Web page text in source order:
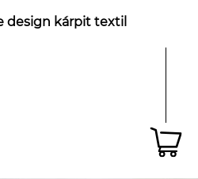
design kárpit textil